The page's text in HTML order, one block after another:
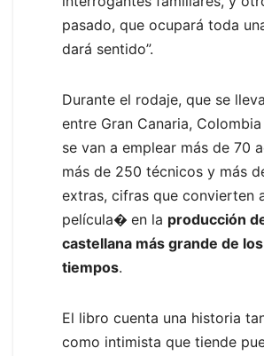
pasado, que ocupará toda
dará sentido”.
Durante el rodaje, que se
entre Gran Canaria,
se van a emplear más de 70
más de 250 técnicos y más
extras, cifras que convierten
película� en la producción
castellana más grande de
tiempos.
El libro cuenta una historia
como intimista que tiende